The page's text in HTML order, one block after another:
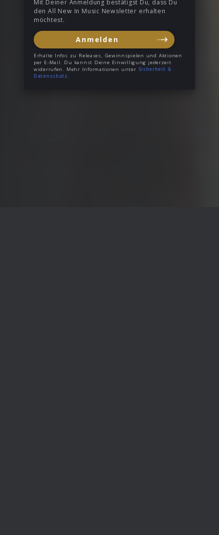
Mit Deiner Anmeldung bestätigst Du, dass Du
den All New In Music Newsletter erhalten
möchtest.
Anmelden
Erhalte Infos zu Releases, Gewinnspielen und Aktionen
per E-Mail. Du kannst Deine Einwilligung jederzeit
widerrufen. Mehr Informationen unter Sicherheit &
Datenschutz .